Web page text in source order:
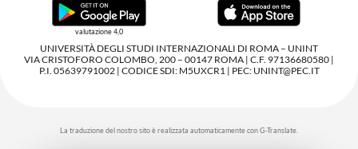
valutazione 4,0
UNIVERSITÀ DEGLI STUDI INTERNAZIONALI DI ROMA – UNINT
VIA CRISTOFORO COLOMBO, 200 – 00147 ROMA | C.F. 97136680580 |
P.I. 05639791002 | CODICE SDI: M5UXCR1 | PEC: UNINT@PEC.IT
La traduzione del nostro sito è realizzata automaticamente con G-Translate.